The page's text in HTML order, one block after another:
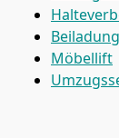
Beiladung
Möbellift